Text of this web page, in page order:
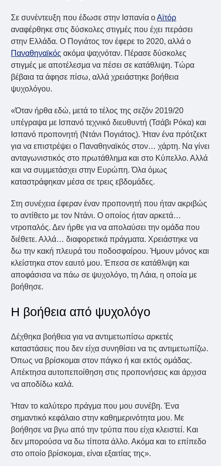
Σε συνέντευξη που έδωσε στην Ισπανία οΑϊτόρ
αναφέρθηκε στις δύσκολες στιγμές που έχει περάσει
στην Ελλάδα. Ο Πογιάτος τον έφερε το 2020, αλλά ο
Παναθηναϊκός ακόμα ψαχνόταν. Πέρασε δύσκολες
στιγμές με αποτέλεσμα να πέσει σε κατάθλιψη. Τώρα
βέβαια τα άφησε πίσω, αλλά χρειάστηκε βοήθεια
ψυχολόγου.
«Όταν ήρθα εδώ, μετά το τέλος της σεζόν 2019/20
υπέγραψα με Ισπανό τεχνικό διευθυντή (Τσάβι Ρόκα) και
Ισπανό προπονητή (Ντάνι Πογιάτος). Ήταν ένα πρότζεκτ
για να επιστρέψει ο Παναθηναϊκός στον… χάρτη. Να γίνει
ανταγωνιστικός στο πρωτάθλημα και στο Κύπελλο. Αλλά
και να συμμετάσχει στην Ευρώπη. Όλα όμως
καταστράφηκαν μέσα σε τρεις εβδομάδες.
Στη συνέχεια έφεραν έναν προπονητή που ήταν ακριβώς
το αντίθετο με τον Ντάνι. Ο οποίος ήταν αρκετά…
ντροπαλός. Δεν ήρθε για να απολαύσει την ομάδα που
διέθετε. Αλλά… διαφορετικά πράγματα. Χρειάστηκε να
δω την κακή πλευρά του ποδοσφαίρου. Ήμουν μόνος και
κλείστηκα στον εαυτό μου. Έπεσα σε κατάθλιψη και
αποφάσισα να πάω σε ψυχολόγο, τη Λάια, η οποία με
βοήθησε.
Η βοήθεια από ψυχολόγο
Δέχθηκα βοήθεια για να αντιμετωπίσω αρκετές
καταστάσεις που δεν είχα συνηθίσει να τις αντιμετωπίζω.
Όπως να βρίσκομαι στον πάγκο ή και εκτός ομάδας.
Απέκτησα αυτοπεποίθηση στις προπονήσεις και άρχισα
να αποδίδω καλά.
Ήταν το καλύτερο πράγμα που μου συνέβη. Ένα
σημαντικό κεφάλαιο στην καθημερινότητα μου. Με
βοήθησε να βγω από την τρύπα που είχα κλειστεί. Και
δεν μπορούσα να δω τίποτα άλλο. Ακόμα και το επίπεδο
στο οποίο βρίσκομαι, είναι εξαιτίας της».